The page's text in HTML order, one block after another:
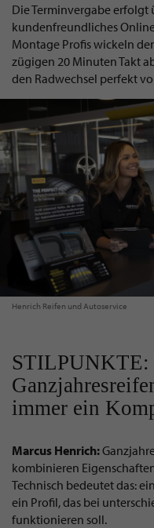
Die Terminvergabe erfolgt
kundenfreundliches
Montage Profis wickeln
zügigen 20 Minuten Takt
den Radwechsel perfekt
Henrich Reifen und Autoservice
STILPUNKTE:
immer ein
Marcus Henrich:
kombinieren
Technisch bedeutet das:
ein Profil, das bei
funktionieren soll.